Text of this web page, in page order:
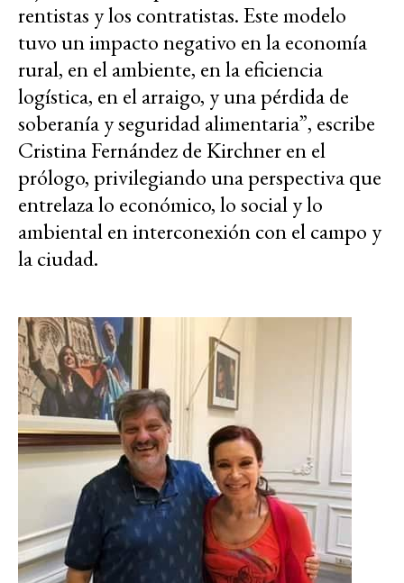
rentistas y los contratistas. Este modelo
tuvo un impacto negativo en la economía
rural, en el ambiente, en la eficiencia
logística, en el arraigo, y una pérdida de
soberanía y seguridad alimentaria”, escribe
Cristina Fernández de Kirchner en el
prólogo, privilegiando una perspectiva que
entrelaza lo económico, lo social y lo
ambiental en interconexión con el campo y
la ciudad.